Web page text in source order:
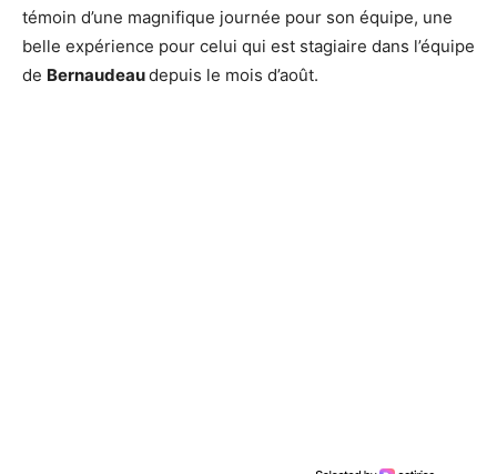
témoin d’une magnifique journée pour son équipe, une
belle expérience pour celui qui est stagiaire dans l’équipe
de Bernaudeaudepuis le mois d’août.